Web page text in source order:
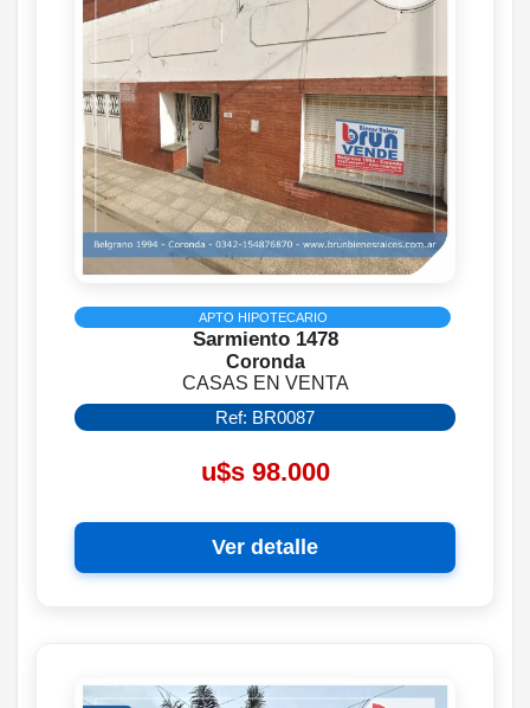
APTO HIPOTECARIO
Sarmiento 1478
Coronda
CASAS EN VENTA
Ref: BR0087
u$s 98.000
Ver detalle